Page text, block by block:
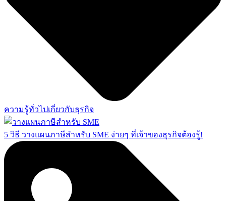
ความรู้ทั่วไปเกี่ยวกับธุรกิจ
5 วิธี วางแผนภาษีสำหรับ SME ง่ายๆ ที่เจ้าของธุรกิจต้องรู้!